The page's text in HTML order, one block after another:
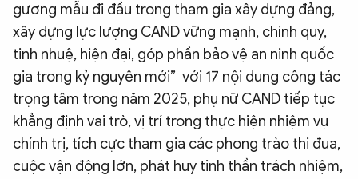
gương mẫu đi đầu trong tham gia xây dựng đảng,
xây dựng lực lượng CAND vững mạnh, chính quy,
tinh nhuệ, hiện đại, góp phần bảo vệ an ninh quốc
gia trong kỷ nguyên mới” với 17 nội dung công tác
trọng tâm trong năm 2025, phụ nữ CAND tiếp tục
khẳng định vai trò, vị trí trong thực hiện nhiệm vụ
chính trị, tích cực tham gia các phong trào thi đua,
cuộc vận động lớn, phát huy tinh thần trách nhiệm,